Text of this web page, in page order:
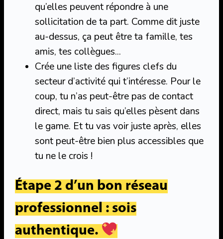
qu’elles peuvent répondre à une
sollicitation de ta part. Comme dit juste
au-dessus, ça peut être ta famille, tes
amis, tes collègues…
Crée une liste des figures clefs du
secteur d’activité qui t’intéresse. Pour le
coup, tu n’as peut-être pas de contact
direct, mais tu sais qu’elles pèsent dans
le game. Et tu vas voir juste après, elles
sont peut-être bien plus accessibles que
tu ne le crois !
Étape 2 d’un bon réseau
professionnel : sois
authentique.